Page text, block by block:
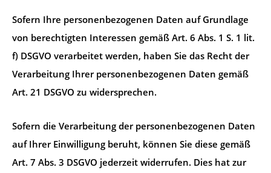
Sofern Ihre personenbezogenen Daten auf Grundlage
von berechtigten Interessen gemäß Art. 6 Abs. 1 S. 1 lit.
f) DSGVO verarbeitet werden, haben Sie das Recht der
Verarbeitung Ihrer personenbezogenen Daten gemäß
Art. 21 DSGVO zu widersprechen.
Sofern die Verarbeitung der personenbezogenen Daten
auf Ihrer Einwilligung beruht, können Sie diese gemäß
Art. 7 Abs. 3 DSGVO jederzeit widerrufen. Dies hat zur